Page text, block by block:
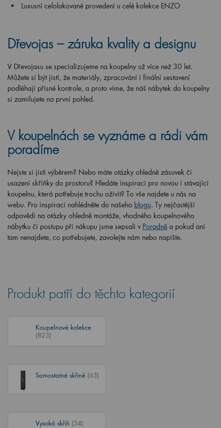
Luxusní celolakované provedení u celé kolekce ENZO
Dřevojas – záruka kvality a designu
V Dřevojasu se specializujeme na koupelny už více než 30 let.
Můžete si být jisti, že materiály, zpracování i finální sestavení
podléhají přísné kontrole, a proto víme, že náš nábytek do koupelny
si zamilujete na první pohled.
V koupelnách se vyznáme a rádi vám
poradíme
Nejste si jisti výběrem? Nebo máte otázky ohledně zásuvek či
usazení skříňky do prostoru? Hledáte inspiraci pro novou i stávající
koupelnu, která potřebuje trochu oživit? To vše najdete u nás na
webu. Pro inspiraci nahlédněte do našeho blogu. Ty nejčastější
odpovědi na otázky ohledně montáže, vhodného koupelnového
nábytku či postupu při nákupu jsme sepsali v Poradně a pokud ani
tam nenajdete, co potřebujete, zavolejte nám nebo napište.
Produkt patří do těchto kategorií
Koupelnové kolekce
(823)
Samostatné skříně (63)
Vysoká skříň (34)